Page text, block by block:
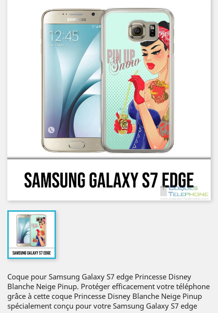
Coque pour Samsung Galaxy S7 edge Princesse Disney
Blanche Neige Pinup. Protéger efficacement votre téléphone
grâce à cette coque Princesse Disney Blanche Neige Pinup
spécialement conçu pour votre Samsung Galaxy S7 edge